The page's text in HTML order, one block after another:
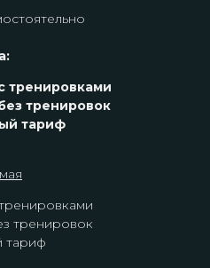
тренировками
тренировок
тариф
тренировок
тариф